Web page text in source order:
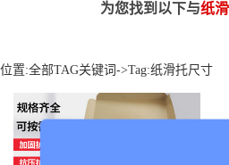
为您找到以下与纸
位置:全部TAG关键词 ->Tag:纸滑托尺寸